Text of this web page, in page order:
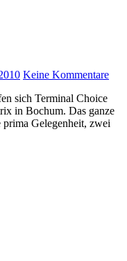
Keine Kommentare
in Bochum. Das ganze
Gelegenheit, zwei